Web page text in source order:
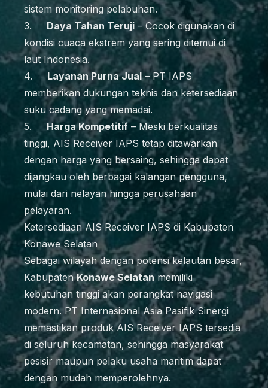
sistem monitoring pelabuhan.
3. Daya Tahan Teruji – Cocok digunakan di
kondisi cuaca ekstrem yang sering ditemui di
laut Indonesia.
4. Layanan Purna Jual– PT IAPS
memberikan dukungan teknis dan ketersediaan
suku cadang yang memadai.
5. Harga Kompetitif – Meski berkualitas
tinggi, AIS Receiver IAPS tetap ditawarkan
dengan harga yang bersaing, sehingga dapat
dijangkau oleh berbagai kalangan pengguna,
mulai dari nelayan hingga perusahaan
pelayaran.
Ketersediaan AIS Receiver IAPS di Kabupaten
Konawe Selatan
Sebagai wilayah dengan potensi kelautan besar,
KabupatenKonawe Selatan memiliki
kebutuhan tinggi akan perangkat navigasi
modern. PT Internasional Asia Pasifik Sinergi
memastikan produk AIS Receiver IAPS tersedia
di seluruh kecamatan, sehingga masyarakat
pesisir maupun pelaku usaha maritim dapat
dengan mudah memperolehnya.